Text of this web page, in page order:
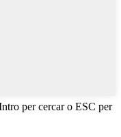
per cercar o ESC per